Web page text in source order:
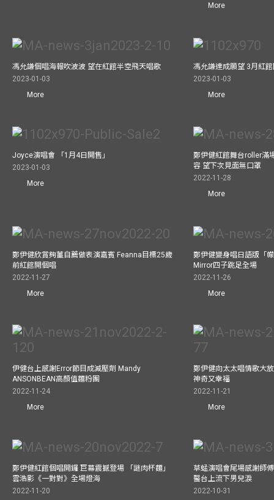
More
馮允謙個唱海報吹波波 望在紅館半空飛天唱歌
2023-01-03
More
馮允謙達成願望 3月紅
2023-01-03
More
Joyce演唱會 「1月4日開售」
2023-01-03
More
鄭伊健紅館舞台roller滿
容 望下次見面無口罩
2022-11-28
More
鄭伊健欣賞夠薑自薦做表演嘉賓 Feanna目標25歲
前紅館開個唱
2022-11-27
More
鄭伊健變身唱日語版「
Mirror四子跳足全場
2022-11-26
More
伊健台上感謝Error節目成減壓劑 Mandy
ANSONBEAN高顏值麵粉團
2022-11-24
More
鄭伊健向太太唱情歌大
神奇又幸福
2022-11-21
More
鄭伊健紅館個唱開鑼 巨幕震撼登場 「謎肉杯麵」
雲浩影《一對對》全場燈海
2022-11-20
草蜢演唱會尾場感謝師
醫台上流下男兒淚
2022-10-31